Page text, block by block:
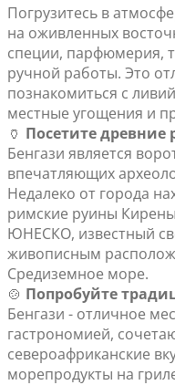
Погрузитесь в
на оживленных
специи, парфюмерия,
ручной работы. Это
познакомиться с
местные угощения и
🏺 Посетите древние
Бенгази является
впечатляющих
Недалеко от города
римские руины
ЮНЕСКО, известный
живописным
Средиземное море.
🍲 Попробуйте
Бенгази - отличное
гастрономией,
североафриканские
морепродукты на